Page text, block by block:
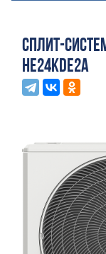
СПЛИТ-
HE24KDE2A